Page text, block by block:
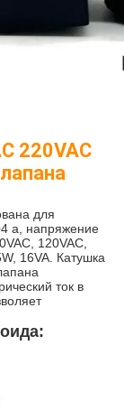
220VAC
для
a, напряжение
120VAC,
16VA. Катушка
ток в